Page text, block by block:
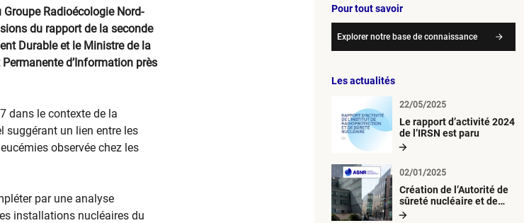
Radioécologie Nord-
du rapport de la seconde
Durable et le Ministre de la
d’Information près
dans le contexte de la
suggérant un lien entre les
observée chez les
par une analyse
installations nucléaires du
Pour tout savoir
Explorer notre base de connaissance
Les actualités
Le rapport d’activité 2024
de l’IRSN est paru
22/05/2025
Création de l’Autorité de
sûreté nucléaire et de
radioprotection (ASNR)
02/01/2025